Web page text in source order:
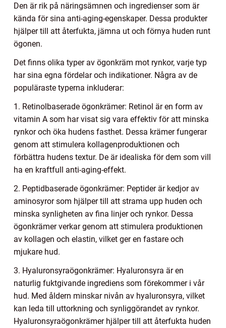
Den är rik på näringsämnen och ingredienser som är
kända för sina anti-aging-egenskaper. Dessa produkter
hjälper till att återfukta, jämna ut och förnya huden runt
ögonen.
Det finns olika typer av ögonkräm mot rynkor, varje typ
har sina egna fördelar och indikationer. Några av de
populäraste typerna inkluderar:
1. Retinolbaserade ögonkrämer: Retinol är en form av
vitamin A som har visat sig vara effektiv för att minska
rynkor och öka hudens fasthet. Dessa krämer fungerar
genom att stimulera kollagenproduktionen och
förbättra hudens textur. De är idealiska för dem som vill
ha en kraftfull anti-aging-effekt.
2. Peptidbaserade ögonkrämer: Peptider är kedjor av
aminosyror som hjälper till att strama upp huden och
minska synligheten av fina linjer och rynkor. Dessa
ögonkrämer verkar genom att stimulera produktionen
av kollagen och elastin, vilket ger en fastare och
mjukare hud.
3. Hyaluronsyraögonkrämer: Hyaluronsyra är en
naturlig fuktgivande ingrediens som förekommer i vår
hud. Med åldern minskar nivån av hyaluronsyra, vilket
kan leda till uttorkning och synliggörandet av rynkor.
Hyaluronsyraögonkrämer hjälper till att återfukta huden